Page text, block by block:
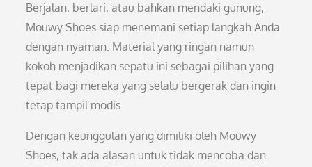
Berjalan, berlari, atau bahkan mendaki gunung,
Mouwy Shoes siap menemani setiap langkah Anda
dengan nyaman. Material yang ringan namun
kokoh menjadikan sepatu ini sebagai pilihan yang
tepat bagi mereka yang selalu bergerak dan ingin
tetap tampil modis.
Dengan keunggulan yang dimiliki oleh Mouwy
Shoes, tak ada alasan untuk tidak mencoba dan